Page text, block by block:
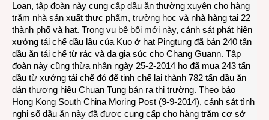
Loan, tập đoàn này cung cấp dầu ăn thường xuyên cho hàng
trăm nhà sản xuất thực phẩm, trường học và nhà hàng tại 22
thành phố và hạt. Trong vụ bê bối mới này, cảnh sát phát hiện
xưởng tái chế dầu lậu của Kuo ở hạt Pingtung đã bán 240 tấn
dầu ăn tái chế từ rác và da gia súc cho Chang Guann. Tập
đoàn này cũng thừa nhận ngày 25-2-2014 họ đã mua 243 tấn
dầu từ xưởng tái chế đó để tinh chế lại thành 782 tấn dầu ăn
dán thương hiệu Chuan Tung bán ra thị trường. Theo báo
Hong Kong South China Moring Post (9-9-2014), cảnh sát tình
nghi số dầu ăn này đã được cung cấp cho hàng trăm cơ sở